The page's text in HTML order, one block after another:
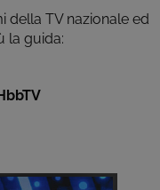
della TV nazionale ed
la guida: